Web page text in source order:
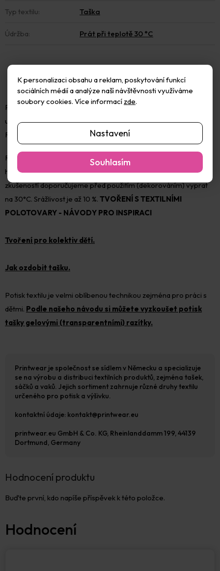
K personalizaci obsahu a reklam, poskytování funkcí
sociálních médií a analýze naší návštěvnosti využíváme
soubory cookies. Více informacízde.
Nastavení
Souhlasím
Plátěná bavlněná taška s dlouhým uchem na dekoraci pomocí
ubrousků nebo na malování barvami na textil. Délka ucha 68cm.
Rozměry jsou orientační a mohou se lišit dle aktuální dodávky.
Rozměr cca 42x38 cm. Materiál 100 % bavlna s plošnou
hmotností 140g/m2. Výrobce uvádí, že sáček nelze prát, ale dle
zkušeností doporučujeme před použitím (dekorováním) vyprat
na 30°C. Srážlivost je až 10 %. TVOŘENÍ S TEXTILNÍMI
POLOTOVARY - NÁVODY PRO INSPIRACI
Tvoření pro kolektiv dětí.
Jak ozdobit tašku.
Potisk textilu je velmi oblíbenou technikou zejména pro práci s
dětmi. Podle našeho návodu si můžete vyzkoušet potisk
tašky gelovými (transparentními) razítky.
Typ textilu: Taška
Údržba: Prát při teplotě 30 °C
Hodnocení produktu
Buďte první, kdo napíše příspěvek k této položce.
Printwear je společnost se sídlem v Německu a specializuje
se na výrobu a distribuci textilních produktů, zejména tašek,
sáčků a vaků. Jejich sortiment zahrnuje různé druhy textilu
určeného pro potisk a výšivku.
kontaktní údaje: kontakt@printwear.eu
printwear.eu GmbH & Co. KG, Rheinlanddamm 199, 44139
Dortmund, Germany